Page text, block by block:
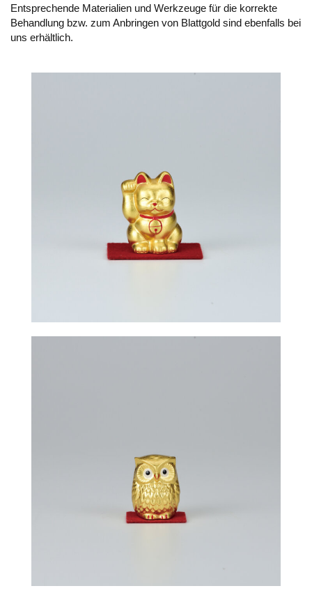
Entsprechende Materialien und Werkzeuge für die korrekte
Behandlung bzw. zum Anbringen von Blattgold sind ebenfalls bei
uns erhältlich.